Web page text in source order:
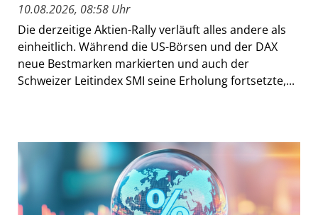
10.08.2026, 08:58 Uhr
Die derzeitige Aktien-Rally verläuft alles andere als
einheitlich. Während die US-Börsen und der DAX
neue Bestmarken markierten und auch der
Schweizer Leitindex SMI seine Erholung fortsetzte,...